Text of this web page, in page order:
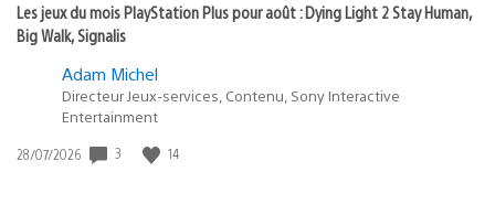
Les jeux du mois PlayStation Plus pour août : Dying Light 2 Stay Human,
Big Walk, Signalis
Adam Michel
Directeur Jeux-services, Contenu, Sony Interactive
Entertainment
Date
28/07/2026 3 14